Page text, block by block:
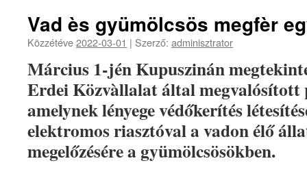
Vad ès gyümölcsös megfèr
Közzétéve2022-03-01 | Szerző: adminisztrator
Március 1-jén Kupuszinán
Erdei Közvàllalat által
amelynek lényege védőkerítés
elektromos riasztóval a vadon élő
megelőzésére a gyümölcsösökben.